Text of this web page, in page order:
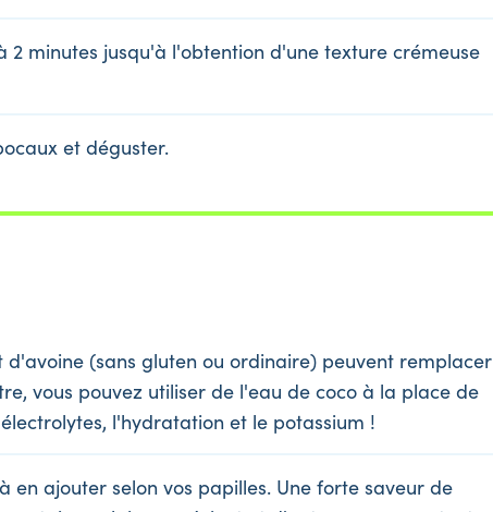
2 minutes jusqu'à l'obtention d'une texture crémeuse
et déguster.
d'avoine (sans gluten ou ordinaire) peuvent remplacer
vous pouvez utiliser de l'eau de coco à la place de
l'hydratation et le potassium !
en ajouter selon vos papilles. Une forte saveur de